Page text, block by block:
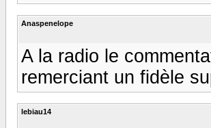
Anaspenelope
A la radio le
remerciant un fidèle
lebiau14